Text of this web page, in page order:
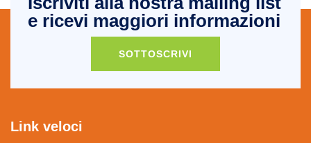
e ricevi maggiori informazioni
SOTTOSCRIVI
Link veloci